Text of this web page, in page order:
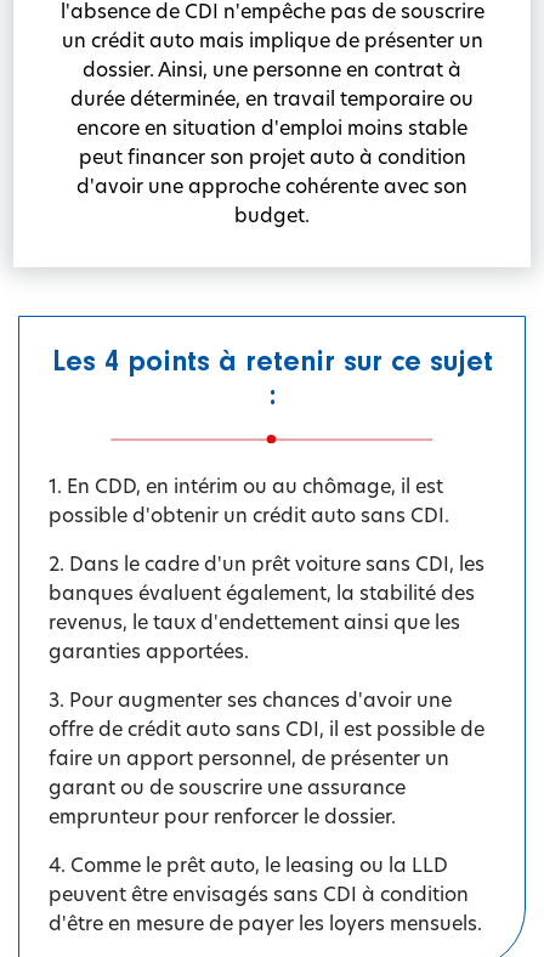
l'absence de CDI n'empêche pas de souscrire
un crédit auto mais implique de présenter un
dossier. Ainsi, une personne en contrat à
durée déterminée, en travail temporaire ou
encore en situation d'emploi moins stable
peut financer son projet auto à condition
d'avoir une approche cohérente avec son
budget.
Les 4 points à retenir sur ce sujet
:
1. En CDD, en intérim ou au chômage, il est
possible d'obtenir un crédit auto sans CDI.
2. Dans le cadre d'un prêt voiture sans CDI, les
banques évaluent également, la stabilité des
revenus, le taux d'endettement ainsi que les
garanties apportées.
3. Pour augmenter ses chances d'avoir une
offre de crédit auto sans CDI, il est possible de
faire un apport personnel, de présenter un
garant ou de souscrire une assurance
emprunteur pour renforcer le dossier.
4. Comme le prêt auto, le leasing ou la LLD
peuvent être envisagés sans CDI à condition
d'être en mesure de payer les loyers mensuels.